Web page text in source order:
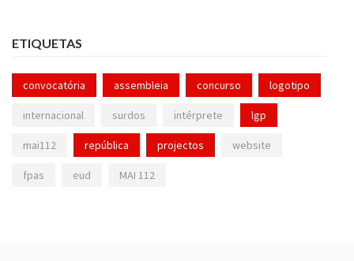
ETIQUETAS
convocatória assembleia concurso logotipo
internacional surdos intérprete lgp
mai112 república projectos website
fpas eud MAI 112